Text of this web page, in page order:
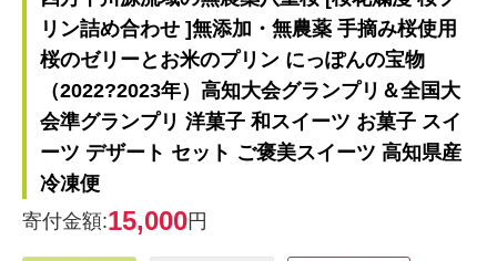
リン詰め合わせ ]無添加・無農薬 手摘み桜使用
桜のゼリーとお米のプリン にっぽんの宝物
（2022?2023年）高知大会グランプリ＆全国大
会準グランプリ 洋菓子 和スイーツ お菓子 スイ
ーツ デザート セット ご褒美スイーツ 高知県産
冷凍便
寄付金額:15,000円